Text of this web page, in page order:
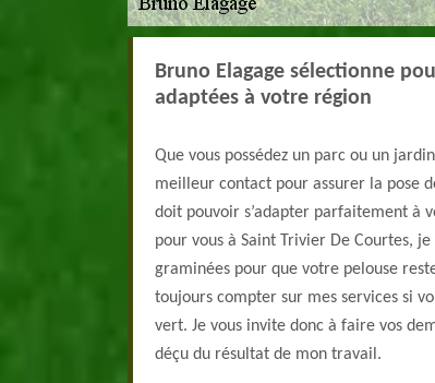
Bruno Elagage sélectionne
adaptées à votre région
Que vous possédez un parc ou un
meilleur contact pour assurer la pose
doit pouvoir s’adapter parfaitement à
pour vous à Saint Trivier De Courtes,
graminées pour que votre pelouse
toujours compter sur mes services si
vert. Je vous invite donc à faire vos
déçu du résultat de mon travail.